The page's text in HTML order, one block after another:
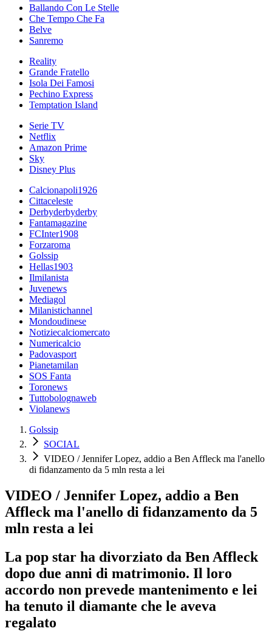
Ballando Con Le Stelle
Che Tempo Che Fa
Belve
Sanremo
Reality
Grande Fratello
Isola Dei Famosi
Pechino Express
Temptation Island
Serie TV
Netflix
Amazon Prime
Sky
Disney Plus
Calcionapoli1926
Cittaceleste
Derbyderbyderby
Fantamagazine
FCInter1908
Forzaroma
Golssip
Hellas1903
Ilmilanista
Juvenews
Mediagol
Milanistichannel
Mondoudinese
Notiziecalciomercato
Numericalcio
Padovasport
Pianetamilan
SOS Fanta
Toronews
Tuttobolognaweb
Violanews
Golssip
SOCIAL
VIDEO / Jennifer Lopez, addio a Ben Affleck ma l'anello
di fidanzamento da 5 mln resta a lei
VIDEO / Jennifer Lopez, addio a Ben
Affleck ma l'anello di fidanzamento da 5
mln resta a lei
La pop star ha divorziato da Ben Affleck
dopo due anni di matrimonio. Il loro
accordo non prevede mantenimento e lei
ha tenuto il diamante che le aveva
regalato